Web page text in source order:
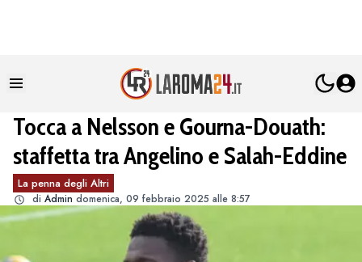
Tocca a Nelsson e Gourna-Douath:
staffetta tra Angelino e Salah-Eddine
La penna degli Altri
di Admin domenica, 09 febbraio 2025 alle 8:57